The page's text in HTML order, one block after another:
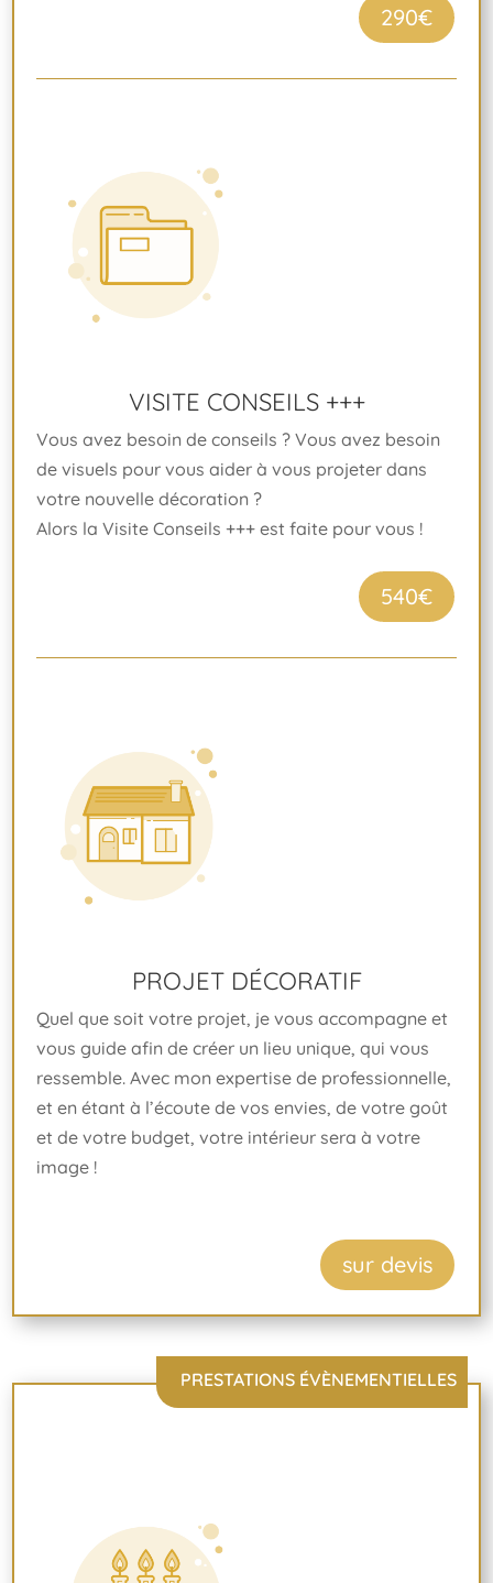
290€
VISITE CONSEILS +++
Vous avez besoin de conseils ? Vous avez besoin
de visuels pour vous aider à vous projeter dans
votre nouvelle décoration ?
Alors la Visite Conseils +++ est faite pour vous !
540€
PROJET DÉCORATIF
Quel que soit votre projet, je vous accompagne et
vous guide afin de créer un lieu unique, qui vous
ressemble. Avec mon expertise de professionnelle,
et en étant à l’écoute de vos envies, de votre goût
et de votre budget, votre intérieur sera à votre
image !
sur devis
PRESTATIONS ÉVÈNEMENTIELLES